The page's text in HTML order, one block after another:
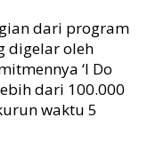
dari program
digelar oleh
‘I Do
dari 100.000
waktu 5